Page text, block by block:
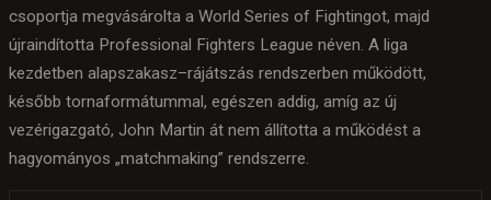
csoportja megvásárolta a World Series of Fightingot, majd
újraindította Professional Fighters League néven. A liga
kezdetben alapszakasz–rájátszás rendszerben működött,
később tornaformátummal, egészen addig, amíg az új
vezérigazgató, John Martin át nem állította a működést a
hagyományos „matchmaking” rendszerre.